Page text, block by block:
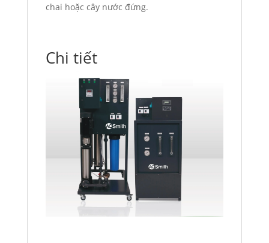
chai hoặc cây nước đứng.
Chi tiết